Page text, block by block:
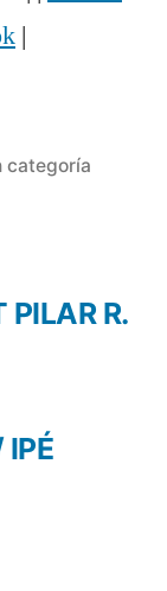
|
categoría
IPÉ
PILAR R.